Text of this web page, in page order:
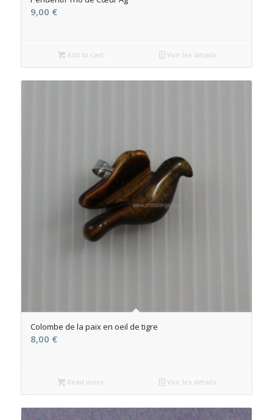
9,00 €
Add to cart Voir les détails
Colombe de la paix en oeil de tigre
8,00 €
Read more Voir les détails